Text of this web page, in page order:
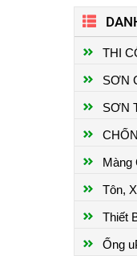
THI
SƠN
SƠN
Màng
Tôn,
Thiết
Ống